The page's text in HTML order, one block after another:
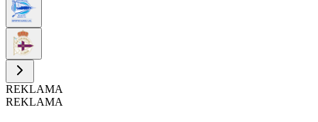
REKLAMA
REKLAMA